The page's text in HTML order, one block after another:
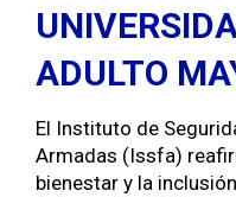
ADULTO
El Insti­tu­to de
Armadas (Iss­fa)
bien­es­tar y la